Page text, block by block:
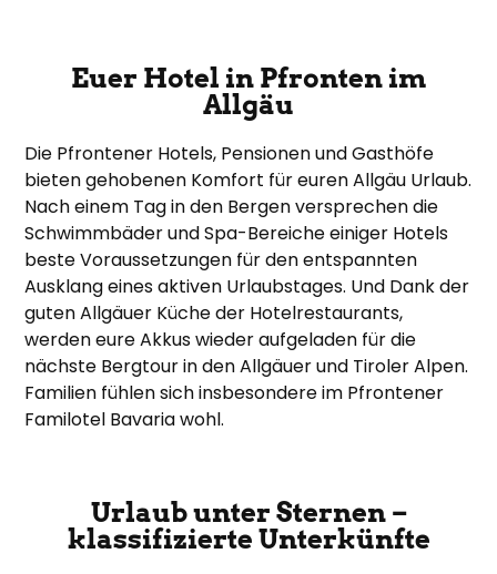
Euer Hotel in Pfronten im
Allgäu
Die Pfrontener Hotels, Pensionen und Gasthöfe
bieten gehobenen Komfort für euren Allgäu Urlaub.
Nach einem Tag in den Bergen versprechen die
Schwimmbäder und Spa-Bereiche einiger Hotels
beste Voraussetzungen für den entspannten
Ausklang eines aktiven Urlaubstages. Und Dank der
guten Allgäuer Küche der Hotelrestaurants,
werden eure Akkus wieder aufgeladen für die
nächste Bergtour in den Allgäuer und Tiroler Alpen.
Familien fühlen sich insbesondere im Pfrontener
Familotel Bavaria wohl.
Urlaub unter Sternen –
klassifizierte Unterkünfte